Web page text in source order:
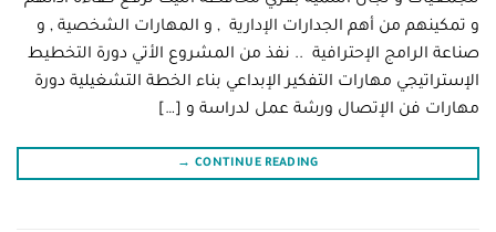
و تمكينهم من أهم الجدارات الإدارية , و المهارات الشخصية , و
صناعة الرامج الإحترافية .. نفذ من المشروع الأتي دورة التخطيط
الإستراتيجي مهارات التفكير الإبداعي بناء الخطة التشغيلية دورة
مهارات فن الإتصال ورشة عمل لدراسة و […]
CONTINUE READING
→